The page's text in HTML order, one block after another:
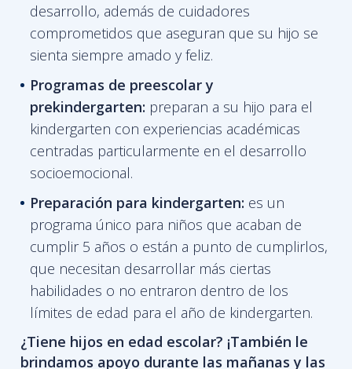
desarrollo, además de cuidadores
comprometidos que aseguran que su hijo se
sienta siempre amado y feliz.
Programas de preescolar y
prekindergarten: preparan a su hijo para el
kindergarten con experiencias académicas
centradas particularmente en el desarrollo
socioemocional.
Preparación para kindergarten: es un
programa único para niños que acaban de
cumplir 5 años o están a punto de cumplirlos,
que necesitan desarrollar más ciertas
habilidades o no entraron dentro de los
límites de edad para el año de kindergarten.
¿Tiene hijos en edad escolar? ¡También le
brindamos apoyo durante las mañanas y las